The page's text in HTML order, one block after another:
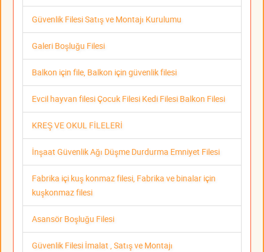
Güvenlik Filesi Satış ve Montajı Kurulumu
Galeri Boşluğu Filesi
Balkon için file, Balkon için güvenlik filesi
Evcil hayvan filesi Çocuk Filesi Kedi Filesi Balkon Filesi
KREŞ VE OKUL FİLELERİ
İnşaat Güvenlik Ağı Düşme Durdurma Emniyet Filesi
Fabrika içi kuş konmaz filesi, Fabrika ve binalar için
kuşkonmaz filesi
Asansör Boşluğu Filesi
Güvenlik Filesi İmalat , Satış ve Montajı